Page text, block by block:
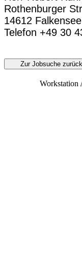
Rothenburger
14612 Falkensee
Telefon +49 30
Zur Jobsuche zurück
Workstation